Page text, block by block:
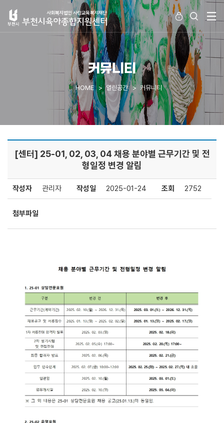
커뮤니티
HOME 열린공간 커뮤니티
[센터] 25-01, 02, 03, 04 채용 분야별 근무기간 및 전
형일정 변경 알림
작성자 관리자 작성일 2025-01-24 조회 2752
첨부파일